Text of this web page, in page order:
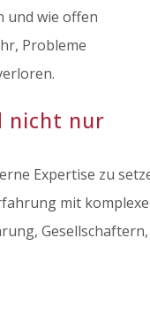
und wie offen
Probleme
nicht nur
Expertise zu
mit
Gesellschaftern,